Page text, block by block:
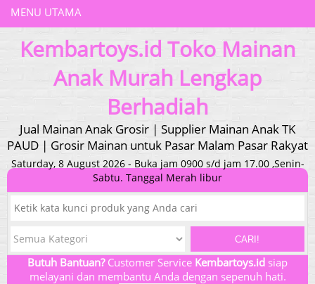
MENU UTAMA
Kembartoys.id Toko Mainan
Anak Murah Lengkap
Berhadiah
Jual Mainan Anak Grosir | Supplier Mainan Anak TK
PAUD | Grosir Mainan untuk Pasar Malam Pasar Rakyat
Saturday, 8 August 2026 - Buka jam 0900 s/d jam 17.00 ,Senin-
Sabtu. Tanggal Merah libur
CARI!
Butuh Bantuan?Customer Service Kembartoys.id siap
melayani dan membantu Anda dengan sepenuh hati.